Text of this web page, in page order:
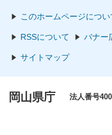
このホームページについ
RSSについて バナー
サイトマップ
岡山県庁 法人番号